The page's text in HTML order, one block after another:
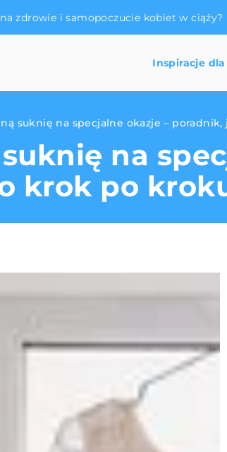
zdrowie i samopoczucie kobiet w ciąży?
Inspiracje
suknię na specjalne okazje –
na
krok po